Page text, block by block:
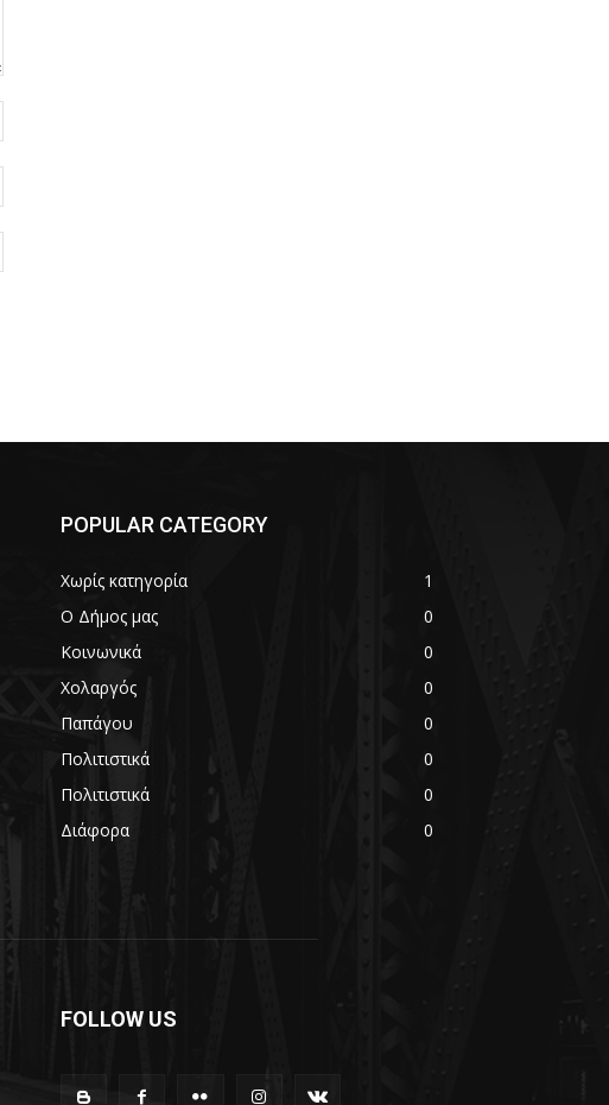
POPULAR CATEGORY
Χωρίς κατηγορία
1
Ο Δήμος μας
0
Κοινωνικά
0
Χολαργός
0
Παπάγου
0
Πολιτιστικά
0
Πολιτιστικά
0
Διάφορα
0
FOLLOW US